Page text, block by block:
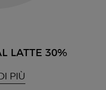
LATTE 30%
PIÙ